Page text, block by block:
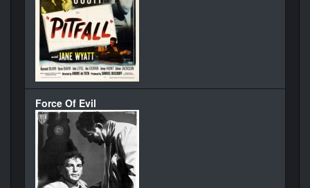
Force Of Evil